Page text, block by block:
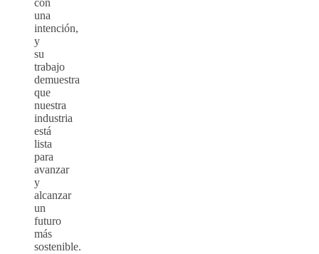
con
una
intención,
y
su
trabajo
demuestra
que
nuestra
industria
está
lista
para
avanzar
y
alcanzar
un
futuro
más
sostenible.